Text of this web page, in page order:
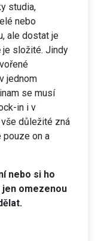
studia,
nebo
ale dostat je
je složité. Jindy
jednom
se musí
in i v
důležité zná
pouze on a
nebo si ho
jen omezenou